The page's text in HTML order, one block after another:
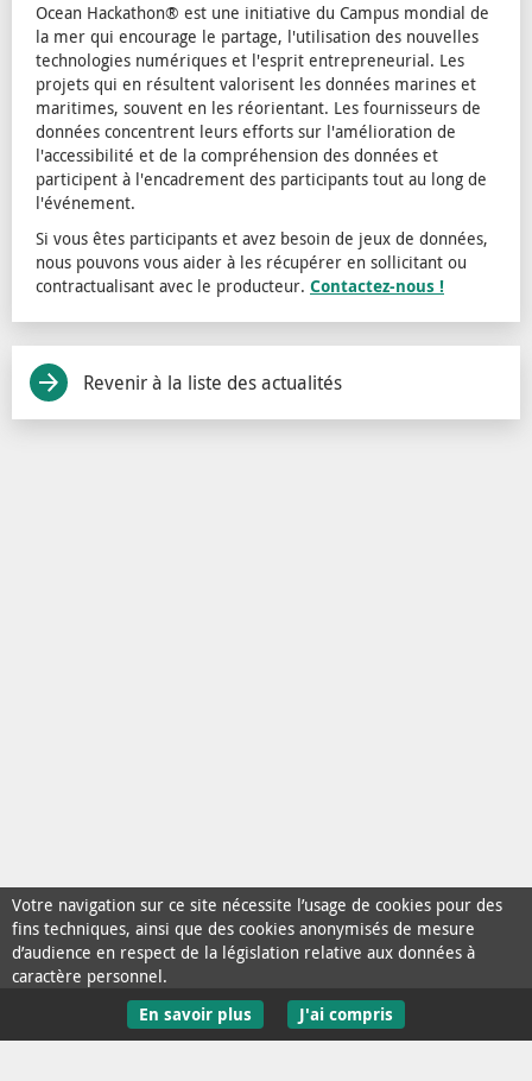
Ocean Hackathon® est une initiative du Campus mondial de
la mer qui encourage le partage, l'utilisation des nouvelles
technologies numériques et l'esprit entrepreneurial. Les
projets qui en résultent valorisent les données marines et
maritimes, souvent en les réorientant. Les fournisseurs de
données concentrent leurs efforts sur l'amélioration de
l'accessibilité et de la compréhension des données et
participent à l'encadrement des participants tout au long de
l'événement.
Si vous êtes participants et avez besoin de jeux de données,
nous pouvons vous aider à les récupérer en sollicitant ou
contractualisant avec le producteur. Contactez-nous !
Revenir à la liste des actualités
Votre navigation sur ce site nécessite l’usage de cookies pour des
fins techniques, ainsi que des cookies anonymisés de mesure
d’audience en respect de la législation relative aux données à
caractère personnel.
En savoir plus
J'ai compris